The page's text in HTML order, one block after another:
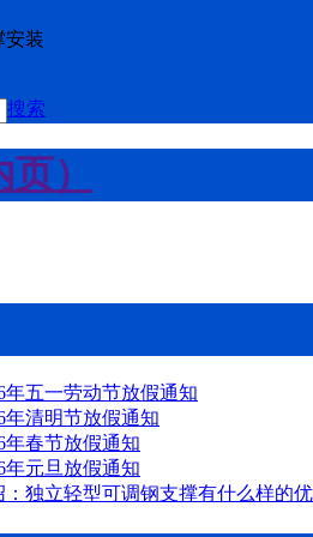
安装
搜索
）
年五一劳动节放假通知
年清明节放假通知
年春节放假通知
年元旦放假通知
独立轻型可调钢支撑有什么样的